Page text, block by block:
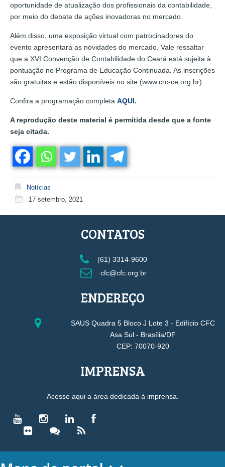
oportunidade de atualização dos profissionais da contabilidade,
por meio do debate de ações inovadoras no mercado.
Além disso, uma exposição virtual com patrocinadores do
evento apresentará as novidades do mercado. Vale ressaltar
que a XVI Convenção de Contabilidade do Ceará está sujeita à
pontuação no Programa de Educação Continuada. As inscrições
são gratuitas e estão disponíveis no site (www.crc-ce.org.br).
Confira a programação completa AQUI.
A reprodução deste material é permitida desde que a fonte
seja citada.
Notícias
17 setembro, 2021
CONTATOS
(61) 3314-9600
cfc@cfc.org.br
ENDEREÇO
SAUS Quadra 5 Bloco J Lote 3 - Edifício CFC
Asa Sul - Brasília/DF
CEP: 70070-920
IMPRENSA
Acesse aqui a área dedicada à imprensa.